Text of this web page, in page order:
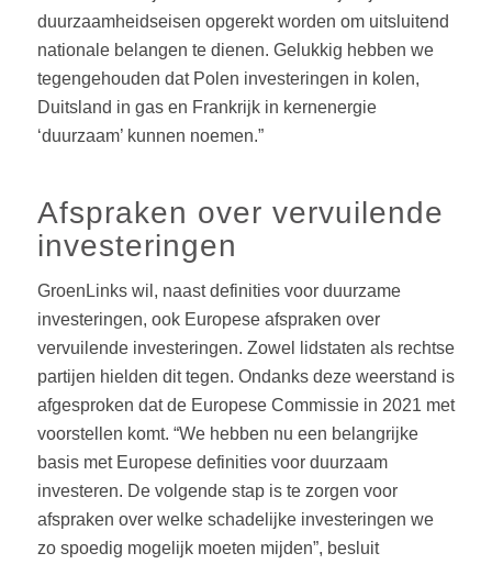
duurzaamheidseisen opgerekt worden om uitsluitend
nationale belangen te dienen. Gelukkig hebben we
tegengehouden dat Polen investeringen in kolen,
Duitsland in gas en Frankrijk in kernenergie
‘duurzaam’ kunnen noemen.”
Afspraken over vervuilende
investeringen
GroenLinks wil, naast definities voor duurzame
investeringen, ook Europese afspraken over
vervuilende investeringen. Zowel lidstaten als rechtse
partijen hielden dit tegen. Ondanks deze weerstand is
afgesproken dat de Europese Commissie in 2021 met
voorstellen komt. “We hebben nu een belangrijke
basis met Europese definities voor duurzaam
investeren. De volgende stap is te zorgen voor
afspraken over welke schadelijke investeringen we
zo spoedig mogelijk moeten mijden”, besluit